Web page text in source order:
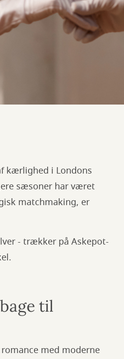
kærlighed i Londons
sæsoner har været
matchmaking, er
- trækker på Askepot-
til
med moderne